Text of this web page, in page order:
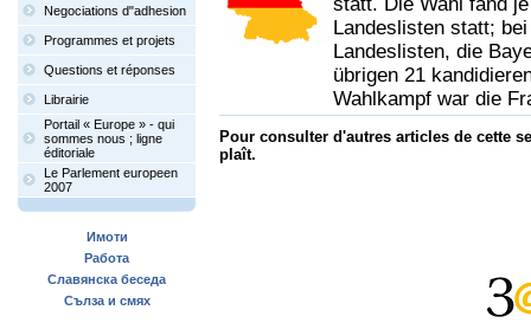
Negociations d"adhesion
Programmes et projets
Questions et réponses
Librairie
Portail « Europe » - qui
sommes nous ; ligne
éditoriale
Le Parlement europeen
2007
Имоти
Работа
Славянска беседа
Сълза и смях
Landeslisten statt;
Landeslisten, die
übrigen 21
Wahlkampf war die
Pour consulter d'autres articles de cette
plaît.